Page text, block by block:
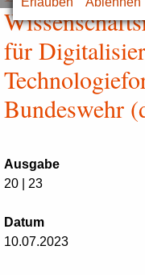
für
Bundeswehr
Ausgabe
20 | 23
Datum
10.07.2023